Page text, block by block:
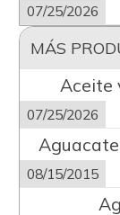
07/25/2026
MÁS
Aceite
07/25/2026
08/15/2015